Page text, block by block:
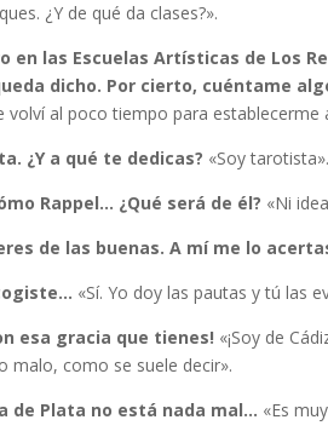
¿Y de qué da clases?».
en las Escuelas Artísticas de Los
dicho. Por cierto, cuéntame
volví al poco tiempo para establecerme
¿Y a qué te dedicas? «Soy tarotista».
Rappel… ¿Qué será de él? «Ni
de las buenas. A mí me lo
«Sí. Yo doy las pautas y tú las
esa gracia que tienes! «¡Soy de
malo, como se suele decir».
de Plata no está nada mal… «Es